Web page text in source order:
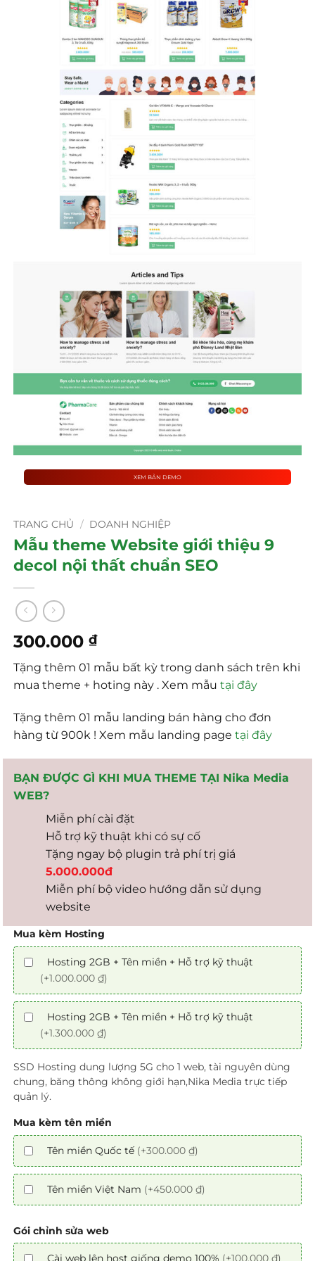
XEM BẢN DEMO
TRANG CHỦ / DOANH NGHIỆP
Mẫu theme Website giới thiệu 9
decol nội thất chuẩn SEO
300.000₫
Tặng thêm 01 mẫu bất kỳ trong danh sách trên khi
mua theme + hoting này . Xem mẫutại đây
Tặng thêm 01 mẫu landing bán hàng cho đơn
hàng từ 900k ! Xem mẫu landing pagetại đây
BẠN ĐƯỢC GÌ KHI MUA THEME TẠI Nika Media
WEB?
Miễn phí cài đặt
Hỗ trợ kỹ thuật khi có sự cố
Tặng ngay bộ plugin trả phí trị giá
5.000.000đ
Miễn phí bộ video hướng dẫn sử dụng
website
Mua kèm Hosting
Hosting 2GB + Tên miền + Hỗ trợ kỹ thuật
(+1.000.000 ₫)
Hosting 2GB + Tên miền + Hỗ trợ kỹ thuật
(+1.300.000 ₫)
SSD Hosting dung lượng 5G cho 1 web, tài nguyên dùng
chung, băng thông không giới hạn,Nika Media trực tiếp
quản lý.
Mua kèm tên miền
Tên miền Quốc tế (+300.000 ₫)
Tên miền Việt Nam (+450.000 ₫)
Gói chỉnh sửa web
Cài web lên host giống demo 100% (+100.000 ₫)